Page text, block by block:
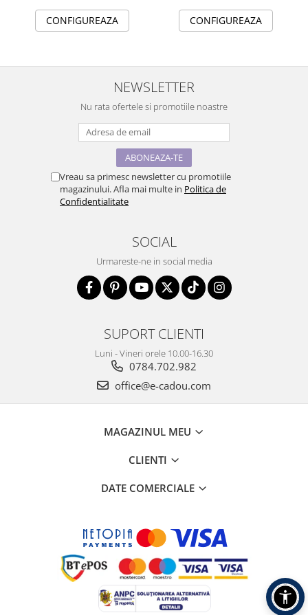
CONFIGUREAZA CONFIGUREAZA
NEWSLETTER
Nu rata ofertele si promotiile noastre
Vreau sa primesc newsletter cu promotiile
magazinului. Afla mai multe in Politica de
Confidentialitate
SOCIAL
Urmareste-ne in social media
SUPORT CLIENTI
Luni - Vineri orele 10.00-16.30
0784.702.982
office@e-cadou.com
MAGAZINUL MEU
CLIENTI
DATE COMERCIALE